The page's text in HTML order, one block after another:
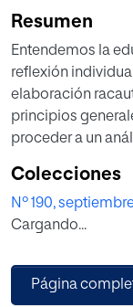
Resumen
Entendemos la
reflexión
elaboración
principios
proceder a un
creativa de
con otros; y, por
debería permitir a
principios y
medida que
Colecciones
Nº 190,
Cargando...
Página